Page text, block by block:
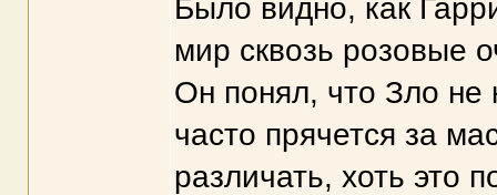
Было видно, как
мир сквозь розовые
Он понял, что Зло не
часто прячется за
различать, хоть это